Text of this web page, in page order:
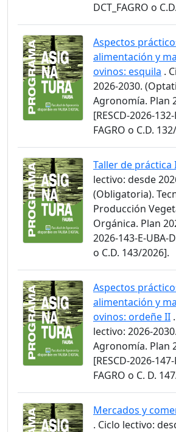
DCT_FAGRO o
Aspectos
alimentación y
ovinos: esquila .
2026-2030.
Agronomía. Plan
[RESCD-2026-
FAGRO o C.D.
Taller de práctica
lectivo: desde
(Obligatoria).
Producción
Orgánica. Plan
2026-143-E-UBA-
o C.D. 143/2026].
Aspectos
alimentación y
ovinos: ordeñe II
lectivo: 2026-
Agronomía. Plan
[RESCD-2026-
FAGRO o C. D.
Mercados y
. Ciclo lectivo: